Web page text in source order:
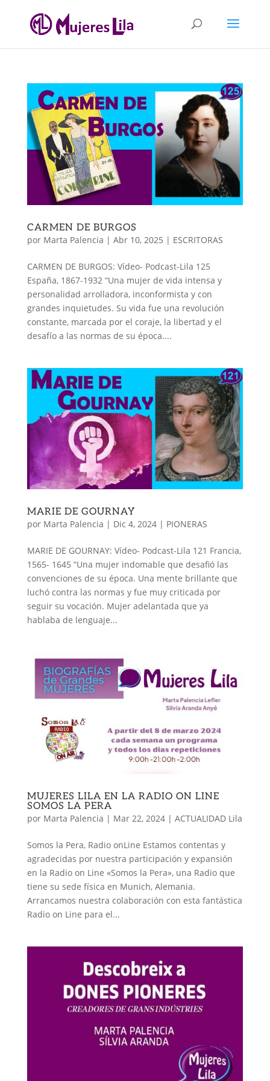
CARMEN DE BURGOS
por Marta Palencia | Abr 10, 2025 | ESCRITORAS
CARMEN DE BURGOS: Vídeo- Podcast-Lila 125
España, 1867-1932 “Una mujer de vida intensa y
personalidad arrolladora, inconformista y con
grandes inquietudes. Su vida fue una revolución
constante, marcada por el coraje, la libertad y el
desafío a las normas de su época....
MARIE DE GOURNAY
por Marta Palencia | Dic 4, 2024| PIONERAS
MARIE DE GOURNAY: Vídeo- Podcast-Lila 121 Francia,
1565- 1645 “Una mujer indomable que desafió las
convenciones de su época. Una mente brillante que
luchó contra las normas y fue muy criticada por
seguir su vocación. Mujer adelantada que ya
hablaba de lenguaje...
MUJERES LILA EN LA RADIO ON LINE
SOMOS LA PERA
por Marta Palencia | Mar 22, 2024| ACTUALIDAD Lila
Somos la Pera, Radio onLine Estamos contentas y
agradecidas por nuestra participación y expansión
en la Radio on Line «Somos la Pera», una Radio que
tiene su sede física en Munich, Alemania.
Arrancamos nuestra colaboración con esta fantástica
Radio on Line para el...